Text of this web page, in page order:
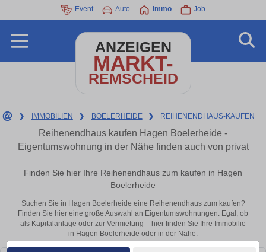
Event Auto Immo Job
ANZEIGEN
MARKT-
REMSCHEID
❯ IMMOBILIEN ❯ BOELERHEIDE ❯ REIHENENDHAUS-KAUFEN
Reihenendhaus kaufen Hagen Boelerheide -
Eigentumswohnung in der Nähe finden auch von privat
Finden Sie hier Ihre Reihenendhaus zum kaufen in Hagen
Boelerheide
Suchen Sie in Hagen Boelerheide eine Reihenendhaus zum kaufen?
Finden Sie hier eine große Auswahl an Eigentumswohnungen. Egal, ob
als Kapitalanlage oder zur Vermietung – hier finden Sie Ihre Immobilie
in Hagen Boelerheide oder in der Nähe.